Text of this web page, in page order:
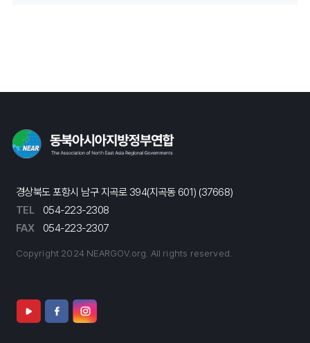
경상북도 포항시 남구 지곡로 394(지곡동 601) (37668)
TEL
054-223-2308
FAX
054-223-2307
Copyright 2024 NEARGOV.org. All rights reserved.